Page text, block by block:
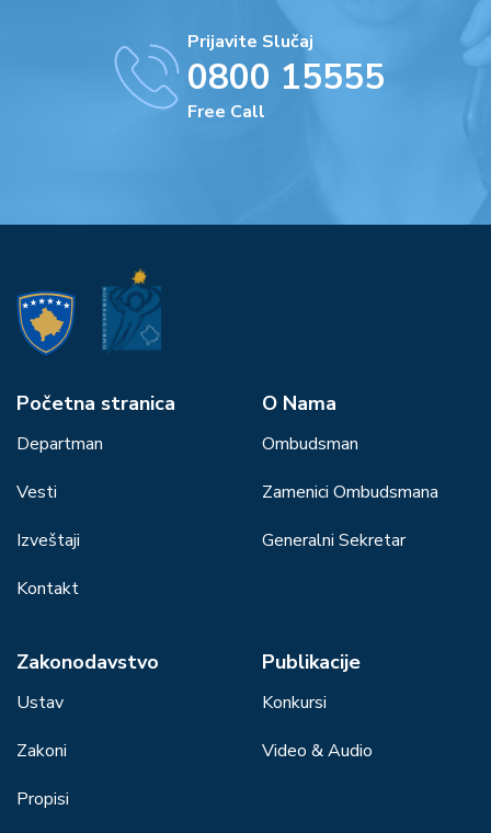
Prijavite Slučaj
0800 15555
Free Call
Početna stranica
Departman
Vesti
Izveštaji
Kontakt
О Nama
Ombudsman
Zamenici Ombudsmana
Generalni Sekretar
Zakonodavstvo
Ustav
Zakoni
Propisi
Publikacije
Konkursi
Video & Audio